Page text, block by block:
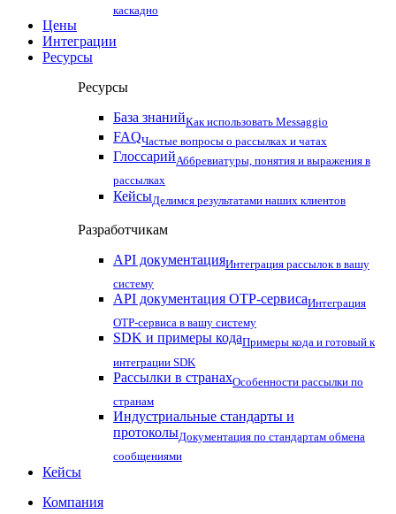
каскадно
Цены
Интеграции
Ресурсы
Ресурсы
База знанийКак использовать Messaggio
FAQЧастые вопросы о рассылках и чатах
ГлоссарийАббревиатуры, понятия и выражения в
рассылках
КейсыДелимся результатами наших клиентов
Разработчикам
API документацияИнтеграция рассылок в вашу
систему
API документация OTP-сервисаИнтеграция
OTP-сервиса в вашу систему
SDK и примеры кодаПримеры кода и готовый к
интеграции SDK
Рассылки в странахОсобенности рассылки по
странам
Индустриальные стандарты и
протоколыДокументация по стандартам обмена
сообщениями
Кейсы
Компания